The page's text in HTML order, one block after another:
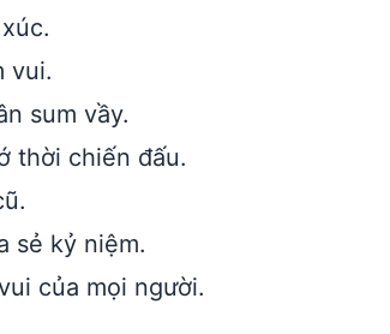
vui.
sum vầy.
thời chiến đấu.
sẻ kỷ niệm.
của mọi người.